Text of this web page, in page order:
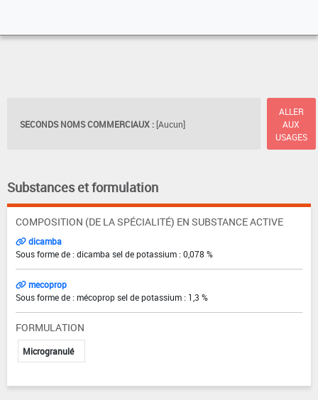
SECONDS NOMS COMMERCIAUX : [Aucun]
ALLER
AUX
USAGES
Substances et formulation
COMPOSITION (DE LA SPÉCIALITÉ) EN SUBSTANCE ACTIVE
dicamba
Sous forme de : dicamba sel de potassium : 0,078 %
mecoprop
Sous forme de : mécoprop sel de potassium : 1,3 %
FORMULATION
Microgranulé